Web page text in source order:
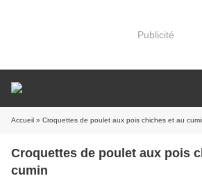
Publicité
Accueil » Croquettes de poulet aux pois chiches et au
Croquettes de poulet aux pois
cumin